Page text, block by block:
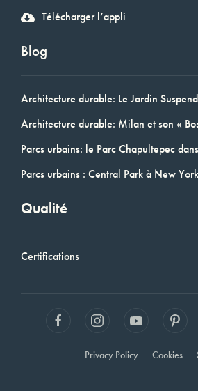
Télécharger l’appli
Blog
Architecture durable: Le Jardin
Architecture durable: Milan et son «
Parcs urbains: le Parc Chapultepec
Parcs urbains : Central Park à New York
Qualité
Certifications
Privacy Policy Cookies